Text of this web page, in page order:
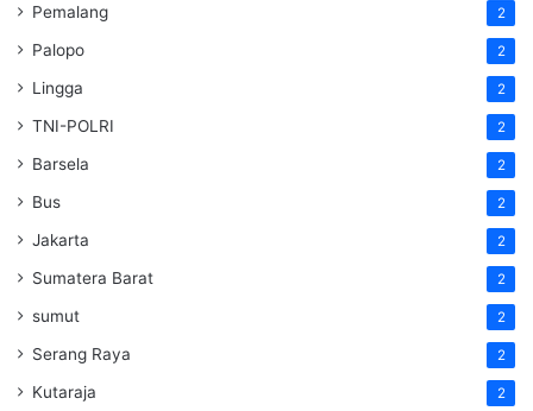
Pemalang 2
Palopo 2
Lingga 2
TNI-POLRI 2
Barsela 2
Bus 2
Jakarta 2
Sumatera Barat 2
sumut 2
Serang Raya 2
Kutaraja 2